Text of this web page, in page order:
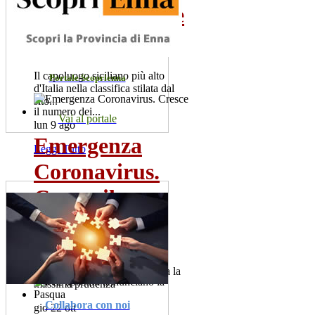
poco conosciute
da...
Il capoluogo siciliano più alto
d'Italia nella classifica stilata dal
sito...
lun 9 ago
Leggi Tutto
Emergenza
Coronavirus.
Cresce il
numero dei...
Sono 60 i positivi. Il sindaco,
Salvatore la Spina raccomanda la
massima prudenza
gio 22 ott
Portale Scoprienna
Vai al portale
Collabora con noi